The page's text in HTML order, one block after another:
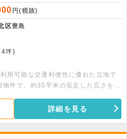
円(税抜)
区豊島
坪)
用可能な交通利便性に優れた立地で
件で、約35平米の安定した広さを確
ください。
詳細を見る